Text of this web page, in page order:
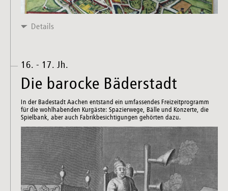
Details
16. - 17. Jh.
Die barocke Bäderstadt
In der Badestadt Aachen entstand ein umfassendes Freizeitprogramm
für die wohlhabenden Kurgäste: Spazierwege, Bälle und Konzerte, die
Spielbank, aber auch Fabrikbesichtigungen gehörten dazu.